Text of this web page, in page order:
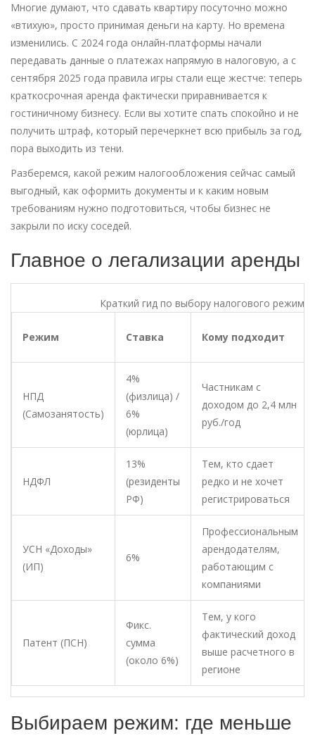
Многие думают, что сдавать квартиру посуточно можно
«втихую», просто принимая деньги на карту. Но времена
изменились. С 2024 года онлайн-платформы начали
передавать данные о платежах напрямую в налоговую, а с
сентября 2025 года правила игры стали еще жестче: теперь
краткосрочная аренда фактически приравнивается к
гостиничному бизнесу. Если вы хотите спать спокойно и не
получить штраф, который перечеркнет всю прибыль за год,
пора выходить из тени.
Разберемся, какой режим налогообложения сейчас самый
выгодный, как оформить документы и к каким новым
требованиям нужно подготовиться, чтобы бизнес не
закрыли по иску соседей.
Главное о легализации аренды
Краткий гид по выбору налогового режима
Режим Ставка Кому подходит
НПД
(Самозанятость)
4%
(физлица) /
6%
(юрлица)
Частникам с
доходом до 2,4 млн
руб./год
НДФЛ
13%
(резиденты
РФ)
Тем, кто сдает
редко и не хочет
регистрироваться
УСН «Доходы»
(ИП)
6%
Профессиональным
арендодателям,
работающим с
компаниями
Патент (ПСН)
Фикс.
сумма
(около 6%)
Тем, у кого
фактический доход
выше расчетного в
регионе
Выбираем режим: где меньше